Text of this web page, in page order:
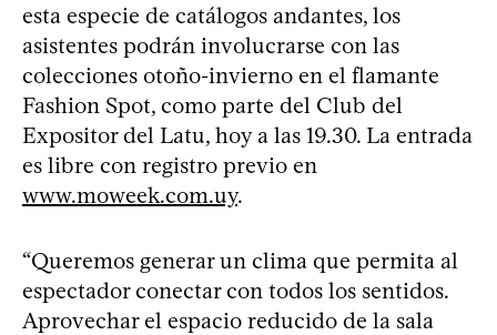
esta especie de catálogos andantes, los
asistentes podrán involucrarse con las
colecciones otoño-invierno en el flamante
Fashion Spot, como parte del Club del
Expositor del Latu, hoy a las 19.30. La entrada
es libre con registro previo en
www.moweek.com.uy.
“Queremos generar un clima que permita al
espectador conectar con todos los sentidos.
Aprovechar el espacio reducido de la sala